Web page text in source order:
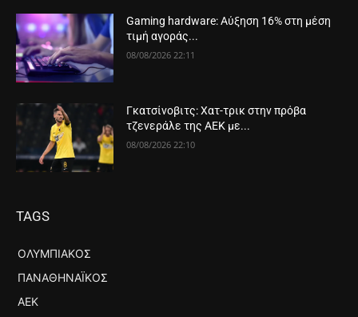
Gaming hardware: Αύξηση 16% στη μέση
τιμή αγοράς...
08/08/2026 22:11
Γκατσίνοβιτς: Χατ-τρικ στην πρόβα
τζενεράλε της ΑΕΚ με...
08/08/2026 22:10
TAGS
ΟΛΥΜΠΙΑΚΌΣ
ΠΑΝΑΘΗΝΑΪΚΌΣ
ΑΕΚ